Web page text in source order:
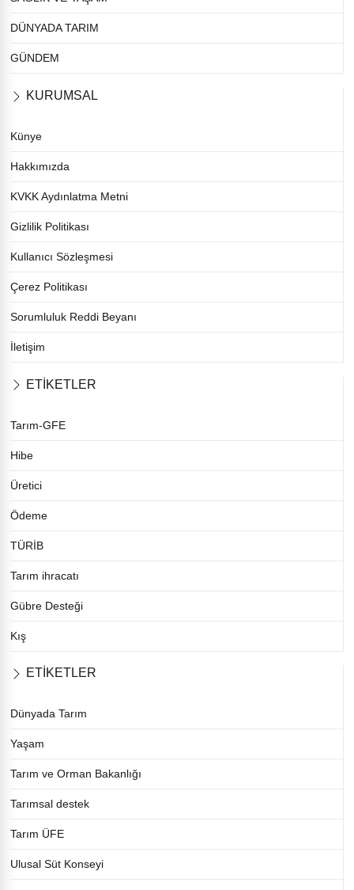
DÜNYADA TARIM
GÜNDEM
KURUMSAL
Künye
Hakkımızda
KVKK Aydınlatma Metni
Gizlilik Politikası
Kullanıcı Sözleşmesi
Çerez Politikası
Sorumluluk Reddi Beyanı
İletişim
ETİKETLER
Tarım-GFE
Hibe
Üretici
Ödeme
TÜRİB
Tarım ihracatı
Gübre Desteği
Kış
ETİKETLER
Dünyada Tarım
Yaşam
Tarım ve Orman Bakanlığı
Tarımsal destek
Tarım ÜFE
Ulusal Süt Konseyi